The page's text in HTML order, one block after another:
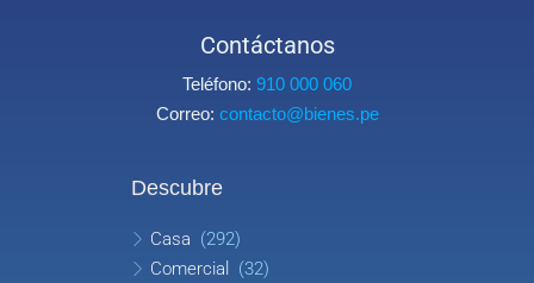
Contáctanos
Teléfono: 910 000 060
Correo: contacto@bienes.pe
Descubre
Casa (292)
Comercial
(32)